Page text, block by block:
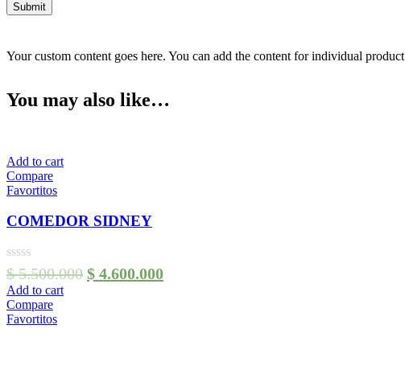
Your custom content goes here. You can add the content for individual product
You may also like…
Add to cart
Compare
Favortitos
COMEDOR SIDNEY
$5.500.000 $ 4.600.000
Add to cart
Compare
Favortitos